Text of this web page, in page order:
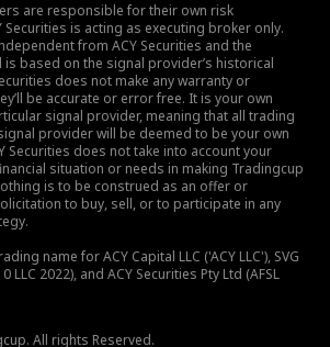
are responsible for their own risk
Securities is acting as executing broker only.
from ACY Securities and the
based on the signal provider’s historical
does not make any warranty or
be accurate or error free. It is your own
signal provider, meaning that all trading
provider will be deemed to be your own
Securities does not take into account your
situation or needs in making Tradingcup
is to be construed as an offer or
to buy, sell, or to participate in any
name for ACY Capital LLC ('ACY LLC'), SVG
LLC 2022), and ACY Securities Pty Ltd (AFSL
All rights Reserved.